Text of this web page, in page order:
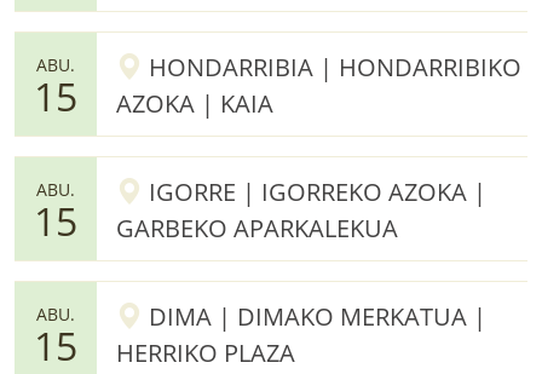
ABU.
15
HONDARRIBIA | HONDARRIBIKO
AZOKA | KAIA
ABU.
15
IGORRE | IGORREKO AZOKA |
GARBEKO APARKALEKUA
ABU.
15
DIMA | DIMAKO MERKATUA |
HERRIKO PLAZA